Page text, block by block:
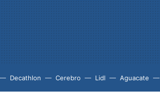
Decathlon Cerebro Lidl Aguacate